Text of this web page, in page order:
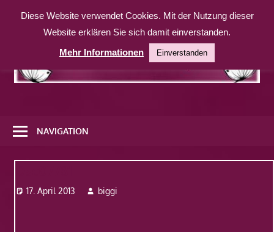
Inhalt
weitere
Website
NAVIGATION
17. April 2013 biggi
Diese Website verwendet Cookies. Mit der Nutzung dieser
Website erklären Sie sich damit einverstanden.
Mehr Informationen
Einverstanden